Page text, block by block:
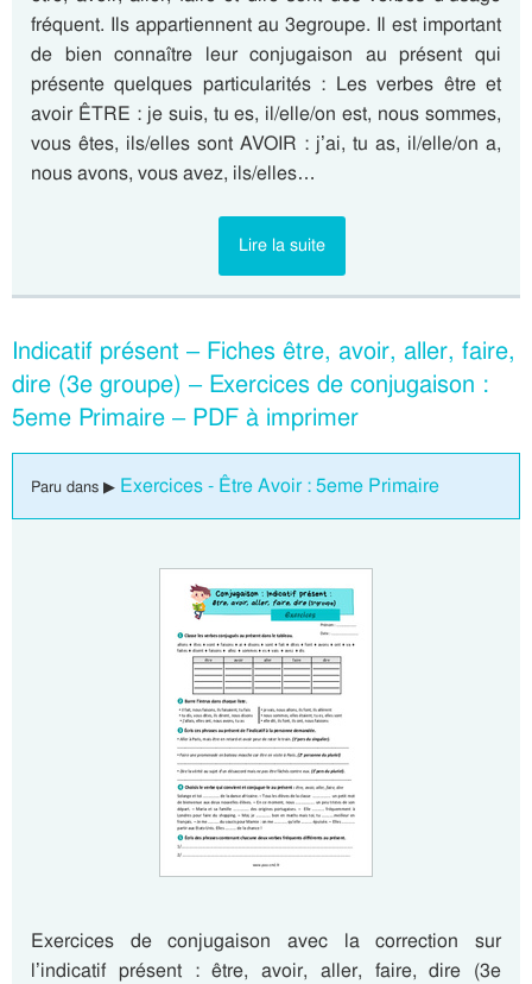
fréquent. Ils appartiennent au 3egroupe. Il est important
de bien connaître leur conjugaison au présent qui
présente quelques particularités : Les verbes être et
avoir ÊTRE : je suis, tu es, il/elle/on est, nous sommes,
vous êtes, ils/elles sont AVOIR : j’ai, tu as, il/elle/on a,
nous avons, vous avez, ils/elles…
Lire la suite
Indicatif présent – Fiches être, avoir, aller, faire,
dire (3e groupe) – Exercices de conjugaison :
5eme Primaire – PDF à imprimer
Paru dans ▶ Exercices - Être Avoir : 5eme Primaire
Exercices de conjugaison avec la correction sur
l’indicatif présent : être, avoir, aller, faire, dire (3e